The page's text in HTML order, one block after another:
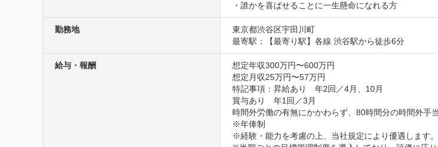
・誰かを喜ばせることに一生懸命になれる方
勤務地
東京都渋谷区宇田川町
最寄駅：【最寄り駅】各線 渋谷駅から徒歩6分
給与・報酬
想定年収300万円〜600万円
想定月収25万円〜57万円
特記事項：昇給あり　年2回／4月、10月
賞与あり　年1回／3月
時間外労働の有無にかかわらず、80時間分の時間外手
※年俸制
※経験・能力を考慮の上、当社規定により優遇します。